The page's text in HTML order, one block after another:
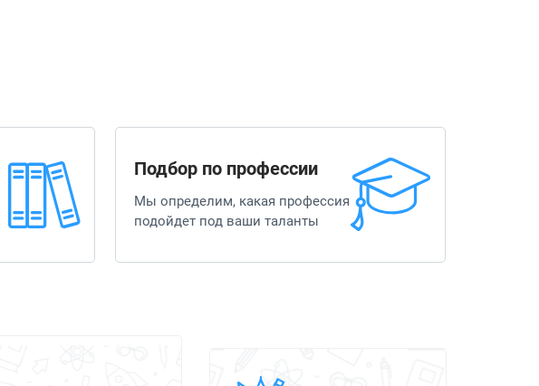
Подбор по профессии
Мы определим, какая профессия
подойдет под ваши таланты